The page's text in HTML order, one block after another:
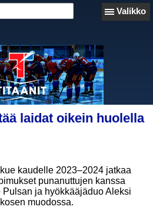
Valikko
laidat oikein huolella
kaudelle 2023–2024 jatkaa
punanuttujen kanssa
ja hyökkääjäduo Aleksi
muodossa.